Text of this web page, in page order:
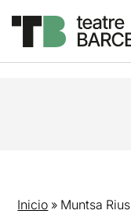
Inicio » Muntsa Rius